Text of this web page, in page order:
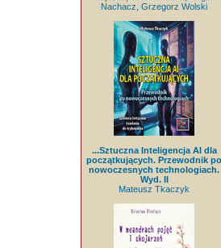
Nachacz, Grzegorz Wolski
...Sztuczna Inteligencja AI dla
początkujących. Przewodnik po
nowoczesnych technologiach.
Wyd. II
Mateusz Tkaczyk